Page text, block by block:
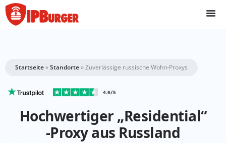
Direkt
zum
Inhalt
Startseite»Standorte»Zuverlässige russische Wohn-Proxys
Hochwertiger „Residential“
-Proxy aus Russland